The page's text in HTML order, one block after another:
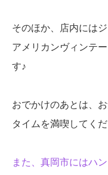
そのほか、店内には
アメリカンヴィンテ
す♪
おでかけのあとは、
タイムを満喫してくだ
また、真岡市にはハ